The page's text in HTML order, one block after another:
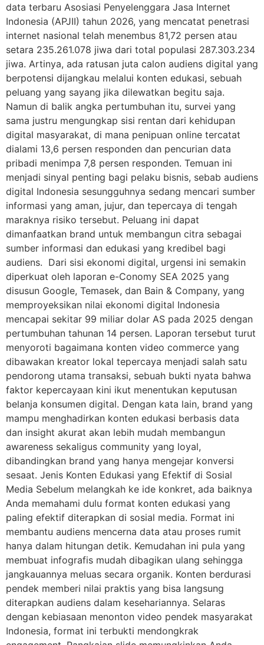
data terbaru Asosiasi Penyelenggara Jasa Internet
Indonesia (APJII) tahun 2026, yang mencatat penetrasi
internet nasional telah menembus 81,72 persen atau
setara 235.261.078 jiwa dari total populasi 287.303.234
jiwa. Artinya, ada ratusan juta calon audiens digital yang
berpotensi dijangkau melalui konten edukasi, sebuah
peluang yang sayang jika dilewatkan begitu saja.
Namun di balik angka pertumbuhan itu, survei yang
sama justru mengungkap sisi rentan dari kehidupan
digital masyarakat, di mana penipuan online tercatat
dialami 13,6 persen responden dan pencurian data
pribadi menimpa 7,8 persen responden. Temuan ini
menjadi sinyal penting bagi pelaku bisnis, sebab audiens
digital Indonesia sesungguhnya sedang mencari sumber
informasi yang aman, jujur, dan tepercaya di tengah
maraknya risiko tersebut. Peluang ini dapat
dimanfaatkan brand untuk membangun citra sebagai
sumber informasi dan edukasi yang kredibel bagi
audiens. Dari sisi ekonomi digital, urgensi ini semakin
diperkuat oleh laporan e-Conomy SEA 2025 yang
disusun Google, Temasek, dan Bain & Company, yang
memproyeksikan nilai ekonomi digital Indonesia
mencapai sekitar 99 miliar dolar AS pada 2025 dengan
pertumbuhan tahunan 14 persen. Laporan tersebut turut
menyoroti bagaimana konten video commerce yang
dibawakan kreator lokal tepercaya menjadi salah satu
pendorong utama transaksi, sebuah bukti nyata bahwa
faktor kepercayaan kini ikut menentukan keputusan
belanja konsumen digital. Dengan kata lain, brand yang
mampu menghadirkan konten edukasi berbasis data
dan insight akurat akan lebih mudah membangun
awareness sekaligus community yang loyal,
dibandingkan brand yang hanya mengejar konversi
sesaat. Jenis Konten Edukasi yang Efektif di Sosial
Media Sebelum melangkah ke ide konkret, ada baiknya
Anda memahami dulu format konten edukasi yang
paling efektif diterapkan di sosial media. Format ini
membantu audiens mencerna data atau proses rumit
hanya dalam hitungan detik. Kemudahan ini pula yang
membuat infografis mudah dibagikan ulang sehingga
jangkauannya meluas secara organik. Konten berdurasi
pendek memberi nilai praktis yang bisa langsung
diterapkan audiens dalam kesehariannya. Selaras
dengan kebiasaan menonton video pendek masyarakat
Indonesia, format ini terbukti mendongkrak